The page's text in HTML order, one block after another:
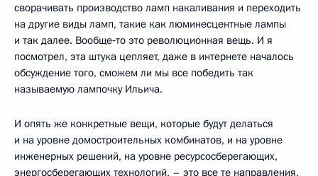
сворачивать производство ламп накаливания и переходить
на другие виды ламп, такие как люминесцентные лампы
и так далее. Вообще‑то это революционная вещь. И я
посмотрел, эта штука цепляет, даже в интернете началось
обсуждение того, сможем ли мы все победить так
называемую лампочку Ильича.
И опять же конкретные вещи, которые будут делаться
и на уровне домостроительных комбинатов, и на уровне
инженерных решений, на уровне ресурсосберегающих,
энергосберегающих технологий, – это все те направления,